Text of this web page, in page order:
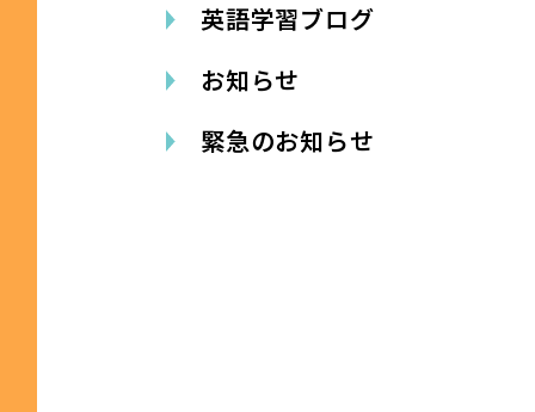
英語学習ブログ
お知らせ
緊急のお知らせ